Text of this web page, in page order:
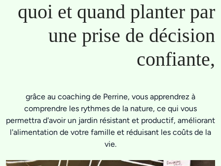
quoi et quand planter par
une prise de décision
confiante,
grâce au coaching de Perrine, vous apprendrez à
comprendre les rythmes de la nature, ce qui vous
permettra d'avoir un jardin résistant et productif, améliorant
l'alimentation de votre famille et réduisant les coûts de la
vie.